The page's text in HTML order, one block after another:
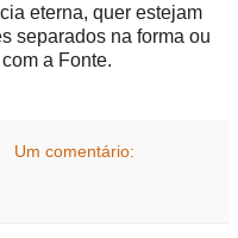
eterna, quer estejam
separados na forma ou
a Fonte.
Um comentário: